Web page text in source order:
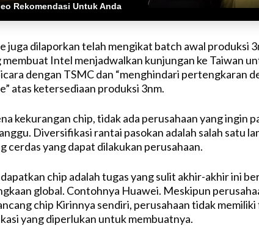
Rekomendasi Untuk Anda
juga dilaporkan telah mengikat batch awal produksi
membuat Intel menjadwalkan kunjungan ke Taiwan
dengan TSMC dan “menghindari pertengkaran
atas ketersediaan produksi 3nm.
kekurangan chip, tidak ada perusahaan yang ingin
Diversifikasi rantai pasokan adalah salah satu
cerdas yang dapat dilakukan perusahaan.
chip adalah tugas yang sulit akhir-akhir ini
global. Contohnya Huawei. Meskipun
chip Kirinnya sendiri, perusahaan tidak memiliki
yang diperlukan untuk membuatnya.